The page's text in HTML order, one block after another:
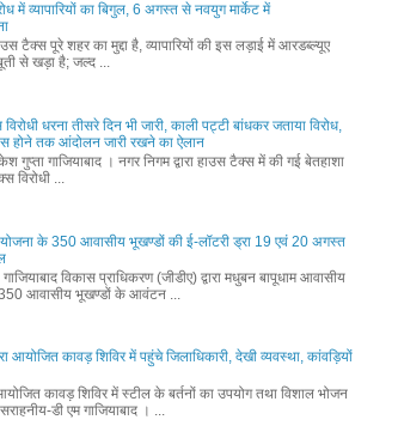
में व्यापारियों का बिगुल, 6 अगस्त से नवयुग मार्केट में
टैक्स पूरे शहर का मुद्दा है, व्यापारियों की इस लड़ाई में आरडब्ल्यूए
से खड़ा है; जल्द ...
विरोधी धरना तीसरे दिन भी जारी, काली पट्टी बांधकर जताया विरोध,
होने तक आंदोलन जारी रखने का ऐलान
। नगर निगम द्वारा हाउस टैक्स में की गई बेतहाशा
विरोधी ...
के 350 आवासीय भूखण्डों की ई-लॉटरी ड्रा 19 एवं 20 अगस्त
विकास प्राधिकरण (जीडीए) द्वारा मधुबन बापूधाम आवासीय
350 आवासीय भूखण्डों के आवंटन ...
आयोजित कावड़ शिविर में पहुंचे जिलाधिकारी, देखी व्यवस्था, कांवड़ियों
कावड़ शिविर में स्टील के बर्तनों का उपयोग तथा विशाल भोजन
डी एम गाजियाबाद । ...